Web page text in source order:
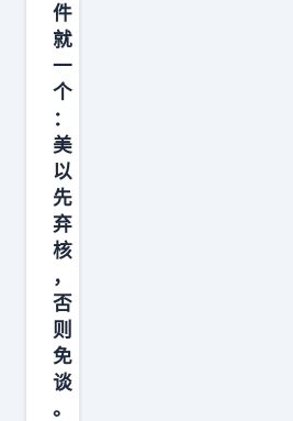
件
就
一
个
：
美
以
先
弃
核
，
否
则
免
谈
。